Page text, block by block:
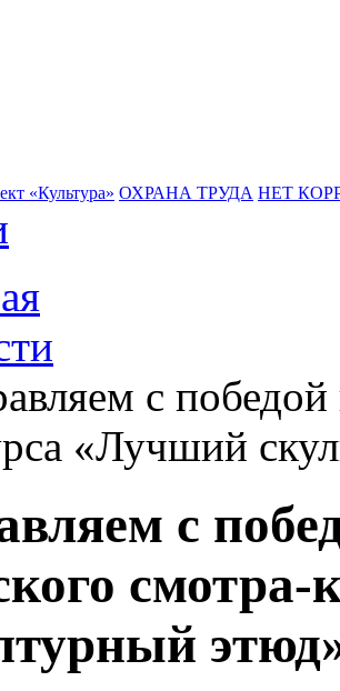
«Культура» ОХРАНА ТРУДА НЕТ
с
«Лучший
с